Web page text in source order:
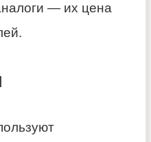
— их цена